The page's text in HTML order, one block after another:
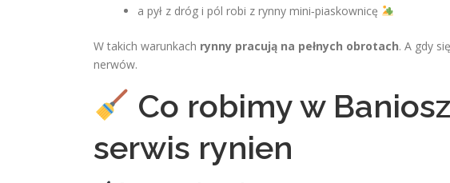
a pył z dróg i pól robi z rynny mini‑piaskownicę
W takich warunkach rynny pracują na pełnych obrotach. A gdy
nerwów.
Co robimy w
serwis rynien